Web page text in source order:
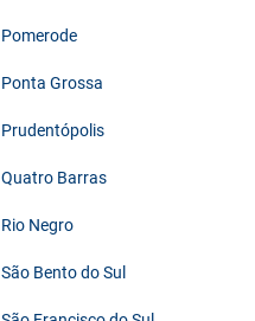
Pomerode
Ponta Grossa
Prudentópolis
Quatro Barras
Rio Negro
São Bento do Sul